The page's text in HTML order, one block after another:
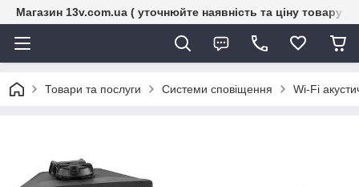
Магазин 13v.com.ua ( уточнюйте наявність та ціну товару
Товари та послуги Системи сповіщення Wi-Fi